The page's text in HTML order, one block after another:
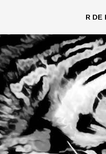
R DE